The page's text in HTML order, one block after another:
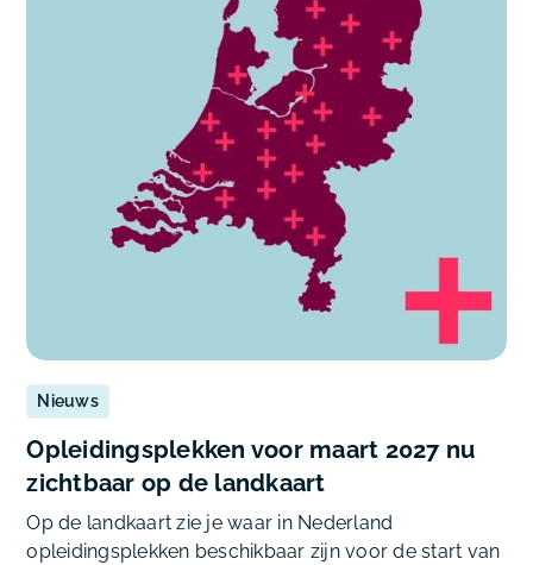
Nieuws
Opleidingsplekken voor maart 2027 nu
zichtbaar op de landkaart
Op de landkaart zie je waar in Nederland
opleidingsplekken beschikbaar zijn voor de start van